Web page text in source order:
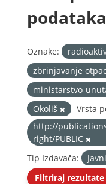
podataka
Oznake:
zbrinjavanje
ministarstvo-
Okoliš
Vrsta
http://
right/PUBLIC
Tip Izdavača:
Filtriraj rezultate